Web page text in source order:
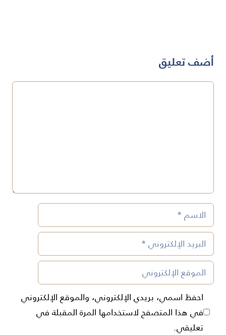
أضف تعليق
تعليق
الاسم
البريد
الإلكتروني
الموقع
الإلكتروني
احفظ اسمي، بريدي الإلكتروني، والموقع الإلكتروني
في هذا المتصفح لاستخدامها المرة المقبلة في
تعليقي.